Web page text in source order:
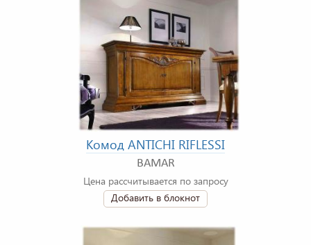
Комод ANTICHI RIFLESSI
BAMAR
Цена рассчитывается по запросу
Добавить в блокнот